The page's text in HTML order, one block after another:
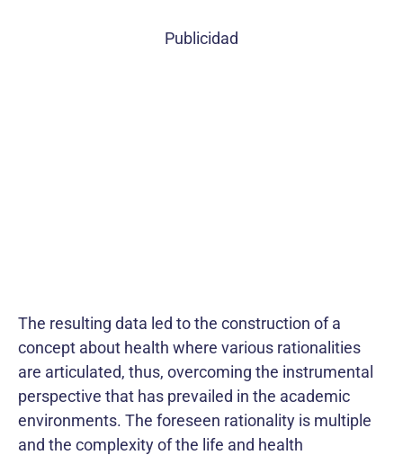
Publicidad
The resulting data led to the construction of a
concept about health where various rationalities
are articulated, thus, overcoming the instrumental
perspective that has prevailed in the academic
environments. The foreseen rationality is multiple
and the complexity of the life and health